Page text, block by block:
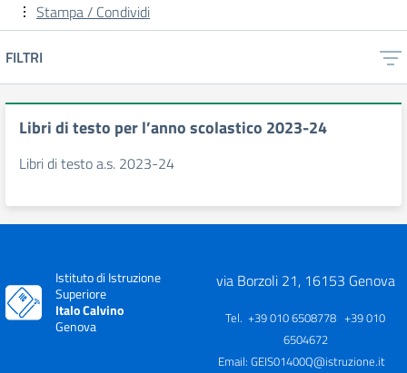
Stampa / Condividi
FILTRI
Libri di testo per l’anno scolastico 2023-24
Libri di testo a.s. 2023-24
Istituto di Istruzione
Superiore
Italo Calvino
Genova
via Borzoli 21, 16153 Genova
Tel. +39 010 6508778 +39 010
6504672
Email: GEIS01400Q@istruzione.it